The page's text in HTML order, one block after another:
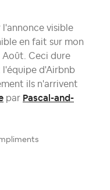
l'annonce visible
en fait sur mon
Ceci dure
l'équipe d'Airbnb
ils n'arrivent
par Pascal-and-